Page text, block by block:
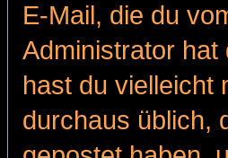
E-Mail, die du
Administrator hat
hast du vielleicht
durchaus üblich,